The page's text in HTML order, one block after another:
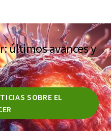
últimos avances y
SOBRE EL